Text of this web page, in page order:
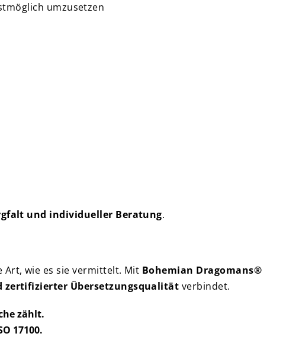
umzusetzen
und individueller Beratung.
wie es sie vermittelt. Mit Bohemian Dragomans®
zertifizierter Übersetzungsqualität verbindet.
zählt.
17100.